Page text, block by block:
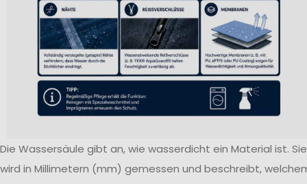
Die Wassersäule gibt an, wie wasserdicht ein Material ist. Sie
wird in Millimetern (mm) gemessen und beschreibt,